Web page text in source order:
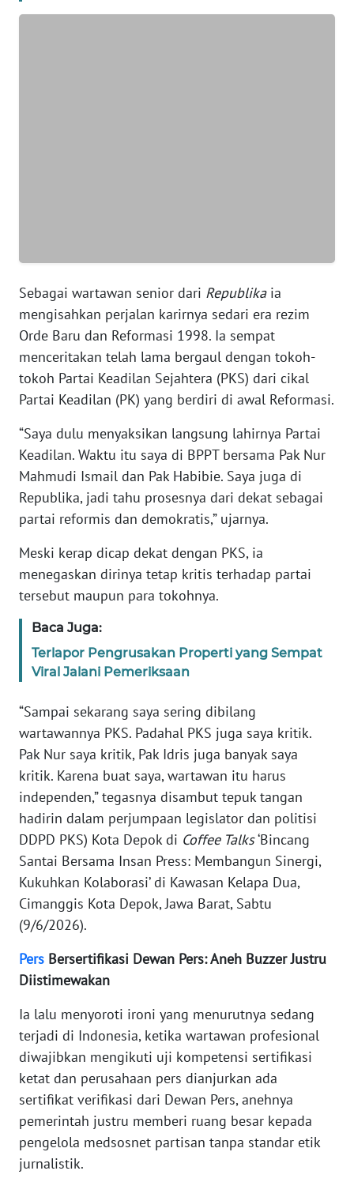
Sebagai wartawan senior dari Republikaia
mengisahkan perjalan karirnya sedari era rezim
Orde Baru dan Reformasi 1998. Ia sempat
menceritakan telah lama bergaul dengan tokoh-
tokoh Partai Keadilan Sejahtera (PKS) dari cikal
Partai Keadilan (PK) yang berdiri di awal Reformasi.
“Saya dulu menyaksikan langsung lahirnya Partai
Keadilan. Waktu itu saya di BPPT bersama Pak Nur
Mahmudi Ismail dan Pak Habibie. Saya juga di
Republika, jadi tahu prosesnya dari dekat sebagai
partai reformis dan demokratis,” ujarnya.
Meski kerap dicap dekat dengan PKS, ia
menegaskan dirinya tetap kritis terhadap partai
tersebut maupun para tokohnya.
Baca Juga:
Terlapor Pengrusakan Properti yang Sempat
Viral Jalani Pemeriksaan
“Sampai sekarang saya sering dibilang
wartawannya PKS. Padahal PKS juga saya kritik.
Pak Nur saya kritik, Pak Idris juga banyak saya
kritik. Karena buat saya, wartawan itu harus
independen,” tegasnya disambut tepuk tangan
hadirin dalam perjumpaan legislator dan politisi
DDPD PKS) Kota Depok di Coffee Talks‘Bincang
Santai Bersama Insan Press: Membangun Sinergi,
Kukuhkan Kolaborasi’ di Kawasan Kelapa Dua,
Cimanggis Kota Depok, Jawa Barat, Sabtu
(9/6/2026).
Pers Bersertifikasi Dewan Pers: Aneh Buzzer Justru
Diistimewakan
Ia lalu menyoroti ironi yang menurutnya sedang
terjadi di Indonesia, ketika wartawan profesional
diwajibkan mengikuti uji kompetensi sertifikasi
ketat dan perusahaan pers dianjurkan ada
sertifikat verifikasi dari Dewan Pers, anehnya
pemerintah justru memberi ruang besar kepada
pengelola medsosnet partisan tanpa standar etik
jurnalistik.
WN
NTB
WN
SULTENG
SULBAR
WN
BABEL
SUMBAR
WN
WN
BENGKULU
WN
LAMPUNG
JATENG
WN
NUSANTARA
WN
JOGJA
JATIM
BALI
WN
KALBAR
WN